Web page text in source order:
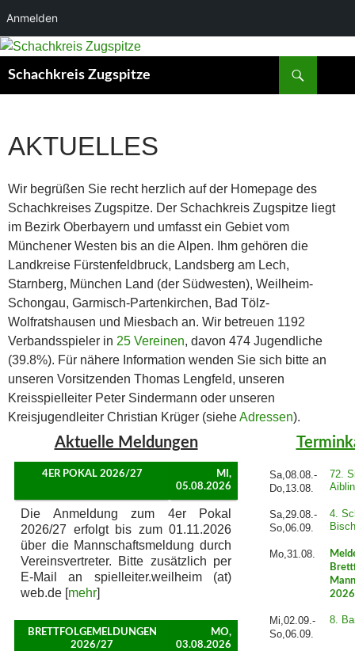
Anmelden
Schachkreis Zugspitze
AKTUELLES
Wir begrüßen Sie recht herzlich auf der Homepage des
Schachkreises Zugspitze. Der Schachkreis Zugspitze liegt
im Bezirk Oberbayern und umfasst ein Gebiet vom
Münchener Westen bis an die Alpen. Ihm gehören die
Landkreise Fürstenfeldbruck, Landsberg am Lech,
Starnberg, München Land (der Südwesten), Weilheim-
Schongau, Garmisch-Partenkirchen, Bad Tölz-
Wolfratshausen und Miesbach an. Wir betreuen 1192
Verbandsspieler in 25 Vereinen, davon 474 Jugendliche
(39.8%). Für nähere Information wenden Sie sich bitte an
unseren Vorsitzenden Thomas Lengfeld, unseren
Kreisspielleiter Peter Sindermann oder unseren
Kreisjugendleiter Christian Krüger (sieheAdressen).
Aktuelle Meldungen
4ER POKAL 2026/27
MI,
05.08.2026
Die Anmeldung zum 4er Pokal
2026/27 erfolgt bis zum 01.11.2026
über die Mannschaftsmeldung durch
Vereinsvertreter. Bitte zusätzlich per
E-Mail an spielleiter.weilheim (at)
web.de [mehr]
BRETTFOLGEMELDUNGEN
2026/27
MO,
03.08.2026
Sa,08.08.-
Do,13.08.
72.
Sa,29.08.-
So,06.09.
4.
Mo,31.08.
Mi,02.09.-
So,06.09.
8.